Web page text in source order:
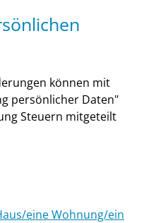
können mit
persönlicher Daten"
Steuern mitgeteilt
eine Wohnung/ein